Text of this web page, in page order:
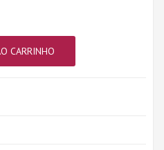
CARRINHO